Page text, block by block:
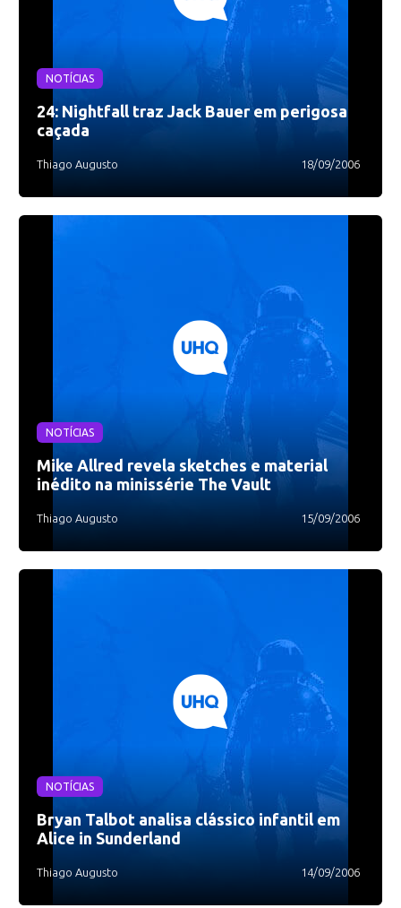
NOTÍCIAS
24: Nightfall traz Jack Bauer em perigosa
caçada
Thiago Augusto 18/09/2006
NOTÍCIAS
Mike Allred revela sketches e material
inédito na minissérie The Vault
Thiago Augusto 15/09/2006
NOTÍCIAS
Bryan Talbot analisa clássico infantil em
Alice in Sunderland
Thiago Augusto 14/09/2006